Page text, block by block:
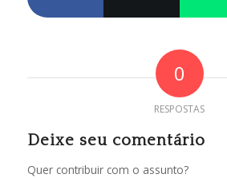
0
RESPOSTAS
Deixe seu comentário
Quer contribuir com o assunto?